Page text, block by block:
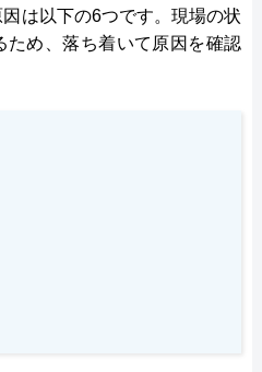
は以下の6つです。現場の状
ため、落ち着いて原因を確認